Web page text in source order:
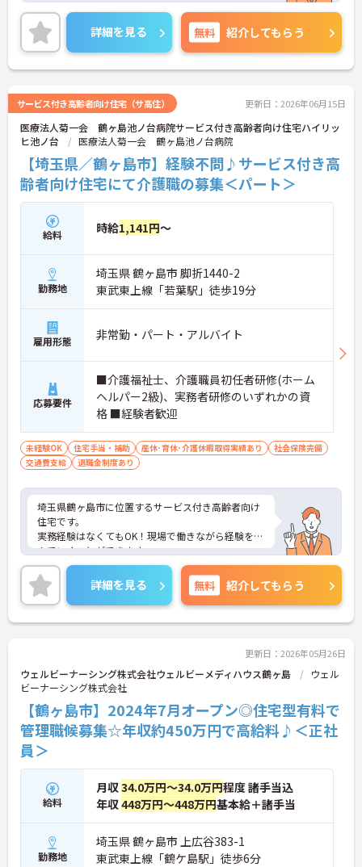
円程もらえる求人になります。
気になる方には詳細をお話させて頂きますので、ご
連絡ください♪
詳細を見る 無料 紹介してもらう
サービス付き高齢者向け住宅（サ高住） 更新日：2026年06月15日
医療法人菊一会 鶴ヶ島池ノ台病院サービス付き高齢者向け住宅ハイリッ
ヒ池ノ台
医療法人菊一会 鶴ヶ島池ノ台病院
【埼玉県／鶴ヶ島市】経験不問♪サービス付き高
齢者向け住宅にて介護職の募集＜パート＞
給料 時給1,141円～
勤務地
埼玉県 鶴ヶ島市 脚折1440-2
東武東上線「若葉駅」徒歩19分
雇用形態 非常勤・パート・アルバイト
応募要件
■介護福祉士、介護職員初任者研修(ホーム
ヘルパー2級)、実務者研修のいずれかの資
格 ■経験者歓迎
未経験OK 住宅手当・補助 産休･育休･介護休暇取得実績あり
社会保険完備
交通費支給
退職金制度あり
埼玉県鶴ヶ島市に位置するサービス付き高齢者向け
住宅です。
実務経験はなくてもOK！現場で働きながら経験を積
んでいくことができます。
ご興味をお持ちの方はお気軽にお問い合わせくださ
い。
詳細を見る 無料 紹介してもらう
更新日：2026年05月26日
ウェルビーナーシング株式会社ウェルビーメディハウス鶴ヶ島
ウェル
ビーナーシング株式会社
【鶴ヶ島市】2024年7月オープン◎住宅型有料で
管理職候募集☆年収約450万円で高給料♪＜正社
員＞
給料
月収34.0万円～34.0万円程度 諸手当込
年収448万円～448万円基本給＋諸手当
勤務地
埼玉県 鶴ヶ島市 上広谷383-1
東武東上線「鶴ケ島駅」徒歩6分